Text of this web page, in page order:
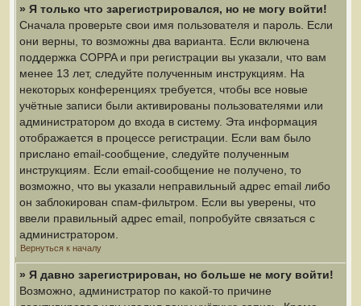
» Я только что зарегистрировался, но не могу войти!
Сначала проверьте свои имя пользователя и пароль. Если
они верны, то возможны два варианта. Если включена
поддержка COPPA и при регистрации вы указали, что вам
менее 13 лет, следуйте полученным инструкциям. На
некоторых конференциях требуется, чтобы все новые
учётные записи были активированы пользователями или
администратором до входа в систему. Эта информация
отображается в процессе регистрации. Если вам было
прислано email-сообщение, следуйте полученным
инструкциям. Если email-сообщение не получено, то
возможно, что вы указали неправильный адрес email либо
он заблокирован спам-фильтром. Если вы уверены, что
ввели правильный адрес email, попробуйте связаться с
администратором.
Вернуться к началу
» Я давно зарегистрирован, но больше не могу войти!
Возможно, администратор по какой-то причине